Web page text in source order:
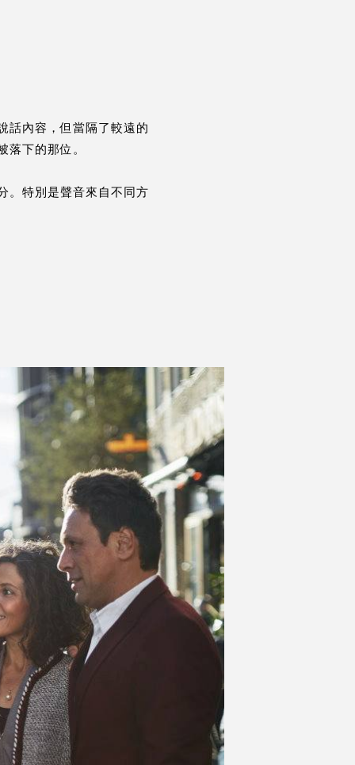
話內容，但當隔了較遠的
落下的那位。
。特別是聲音來自不同方